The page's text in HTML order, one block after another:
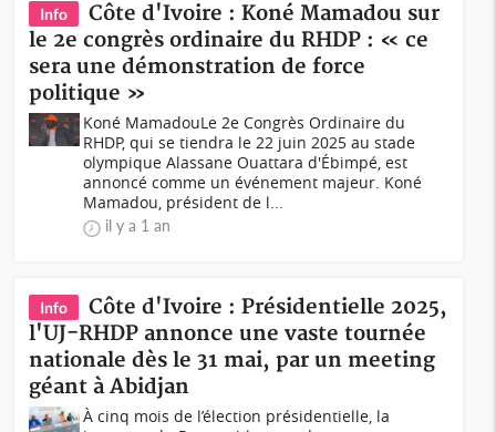
Info
Côte d'Ivoire : Koné Mamadou sur
le 2e congrès ordinaire du RHDP : « ce
sera une démonstration de force
politique »
Koné MamadouLe 2e Congrès Ordinaire du
RHDP, qui se tiendra le 22 juin 2025 au stade
olympique Alassane Ouattara d'Ébimpé, est
annoncé comme un événement majeur. Koné
Mamadou, président de l...
il y a 1 an
Info
Côte d'Ivoire : Présidentielle 2025,
l'UJ-RHDP annonce une vaste tournée
nationale dès le 31 mai, par un meeting
géant à Abidjan
À cinq mois de l’élection présidentielle, la